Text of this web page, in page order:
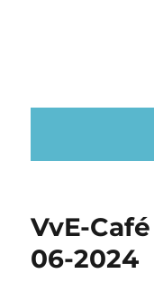
VvE-
06-2024